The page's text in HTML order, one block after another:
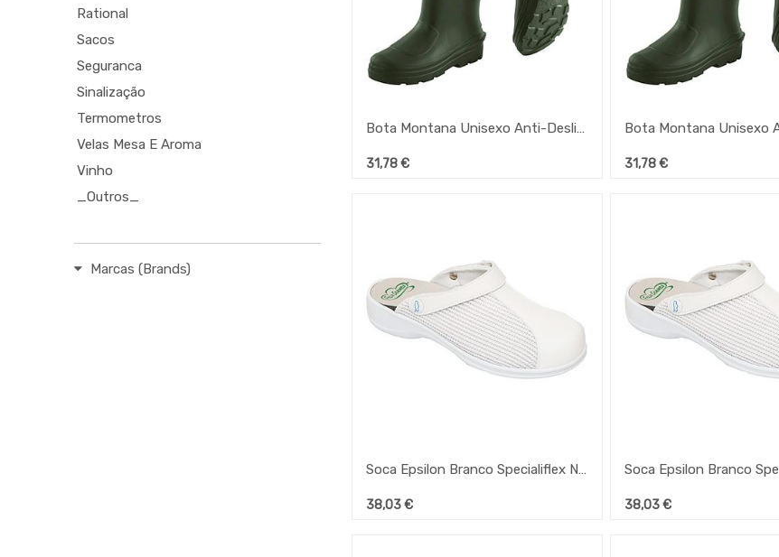
Rational
Sacos
Seguranca
Sinalização
Termometros
Velas Mesa E Aroma
Vinho
_Outros_
Marcas (Brands)
Bota Montana Unisexo Anti-Deslizantes Nº37
31,78€ 31,78€
Soca Epsilon Branco Specialiflex Nº40
38,03€ 38,03€